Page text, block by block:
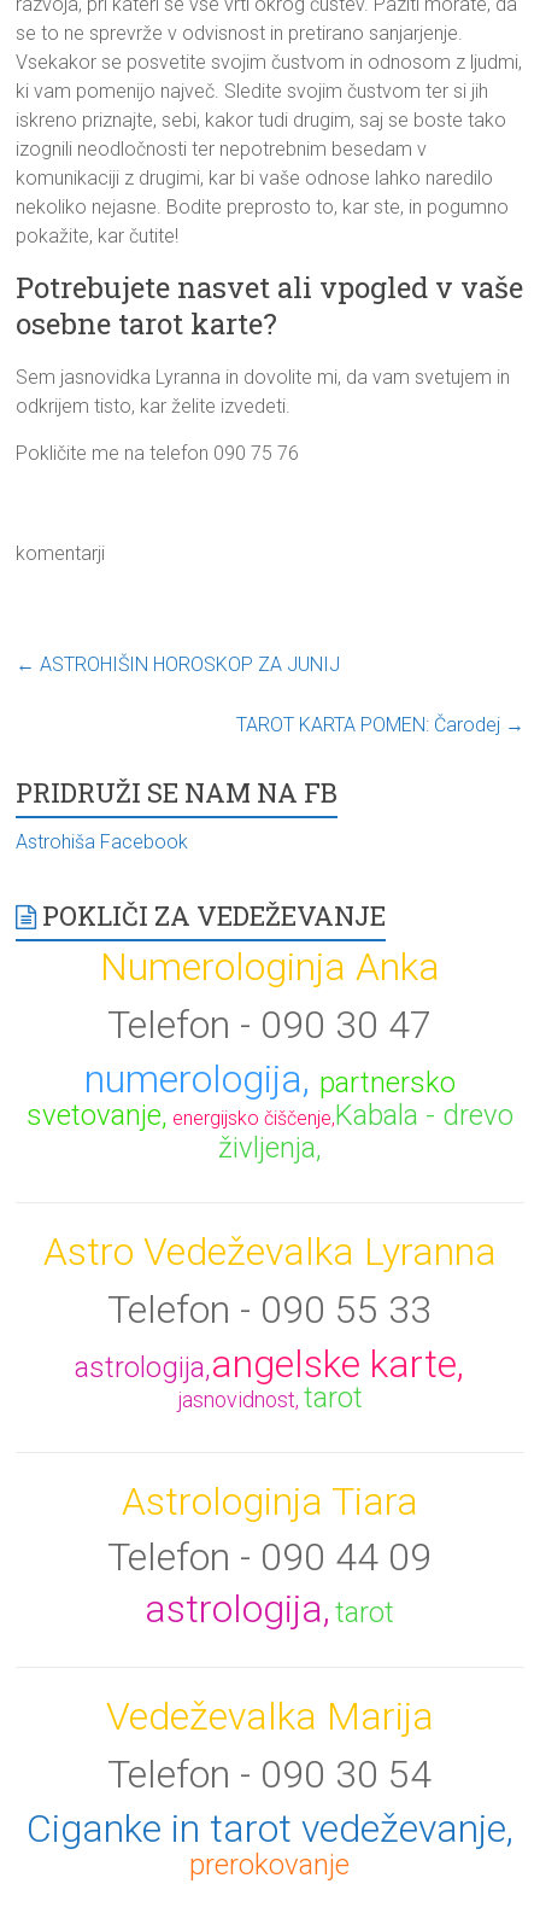
razvoja, pri kateri se vse vrti okrog čustev. Paziti morate, da
se to ne sprevrže v odvisnost in pretirano sanjarjenje.
Vsekakor se posvetite svojim čustvom in odnosom z ljudmi,
ki vam pomenijo največ. Sledite svojim čustvom ter si jih
iskreno priznajte, sebi, kakor tudi drugim, saj se boste tako
izognili neodločnosti ter nepotrebnim besedam v
komunikaciji z drugimi, kar bi vaše odnose lahko naredilo
nekoliko nejasne. Bodite preprosto to, kar ste, in pogumno
pokažite, kar čutite!
Potrebujete nasvet ali vpogled v vaše
osebne tarot karte?
Sem jasnovidka Lyranna in dovolite mi, da vam svetujem in
odkrijem tisto, kar želite izvedeti.
Pokličite me na telefon 090 75 76
komentarji
← ASTROHIŠIN HOROSKOP ZA JUNIJ
TAROT KARTA POMEN: Čarodej →
PRIDRUŽI SE NAM NA FB
Astrohiša Facebook
POKLIČI ZA VEDEŽEVANJE
Numerologinja Anka
Telefon - 090 30 47
numerologija, partnersko
svetovanje, energijsko čiščenje,Kabala - drevo
življenja,
Astro Vedeževalka Lyranna
Telefon - 090 55 33
astrologija,angelske karte,
jasnovidnost, tarot
Astrologinja Tiara
Telefon - 090 44 09
astrologija, tarot
Vedeževalka Marija
Telefon - 090 30 54
Ciganke in tarot vedeževanje,
prerokovanje